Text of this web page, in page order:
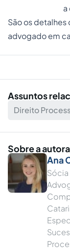
a
São os
advogado em
Assuntos
Direito
Sobre a autora
Ana